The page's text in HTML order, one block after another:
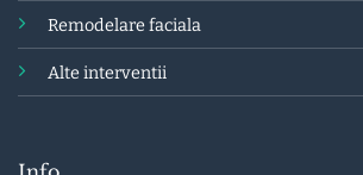
Remodelare faciala
Alte interventii